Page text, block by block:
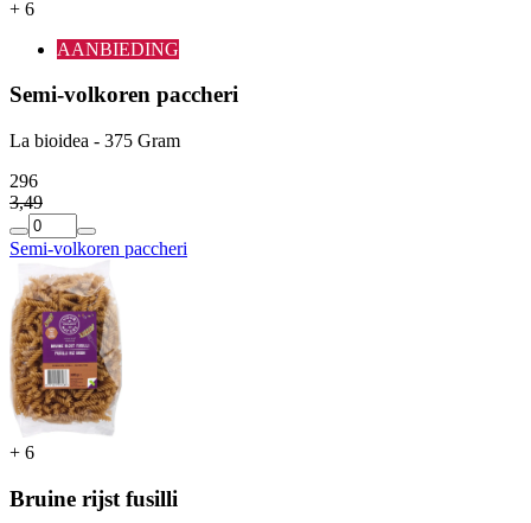
+ 6
AANBIEDING
Semi-volkoren paccheri
La bioidea - 375 Gram
296
3,49
Semi-volkoren paccheri
+ 6
Bruine rijst fusilli